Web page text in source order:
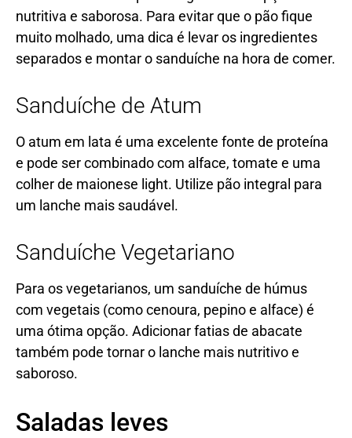
nutritiva e saborosa. Para evitar que o pão fique
muito molhado, uma dica é levar os ingredientes
separados e montar o sanduíche na hora de comer.
Sanduíche de Atum
O atum em lata é uma excelente fonte de proteína
e pode ser combinado com alface, tomate e uma
colher de maionese light. Utilize pão integral para
um lanche mais saudável.
Sanduíche Vegetariano
Para os vegetarianos, um sanduíche de húmus
com vegetais (como cenoura, pepino e alface) é
uma ótima opção. Adicionar fatias de abacate
também pode tornar o lanche mais nutritivo e
saboroso.
Saladas leves